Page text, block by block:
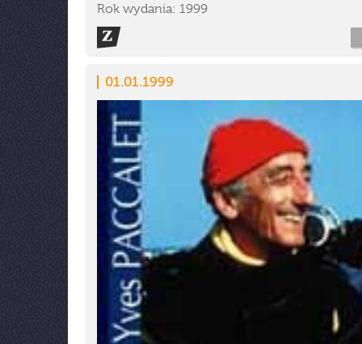
Rok wydania: 1999
01.01.1999